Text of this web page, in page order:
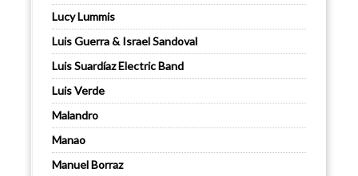
Lucy Lummis
Luis Guerra & Israel Sandoval
Luis Suardíaz Electric Band
Luis Verde
Malandro
Manao
Manuel Borraz